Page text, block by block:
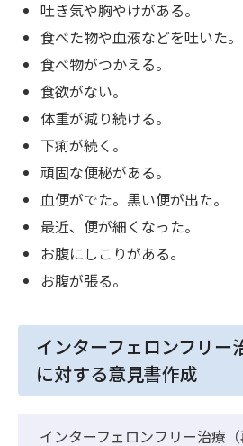
吐き気や胸やけがある。
食べた物や血液などを吐いた。
食べ物がつかえる。
食欲がない。
体重が減り続ける。
下痢が続く。
頑固な便秘がある。
血便がでた。黒い便が出た。
最近、便が細くなった。
お腹にしこりがある。
お腹が張る。
インターフェロンフリー
に対する意見書作成
インターフェロンフリー治療